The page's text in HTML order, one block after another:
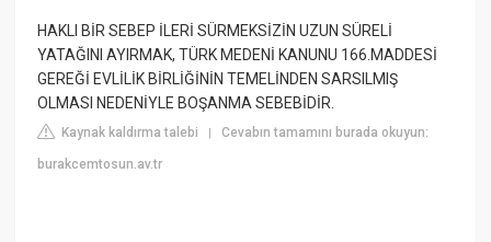
HAKLI BİR SEBEP İLERİ SÜRMEKSİZİN UZUN SÜRELİ
YATAĞINI AYIRMAK, TÜRK MEDENİ KANUNU 166.MADDESİ
GEREĞİ EVLİLİK BİRLİĞİNİN TEMELİNDEN SARSILMIŞ
OLMASI NEDENİYLE BOŞANMA SEBEBİDİR.
Kaynak kaldırma talebi |Cevabın tamamını burada okuyun:
burakcemtosun.av.tr